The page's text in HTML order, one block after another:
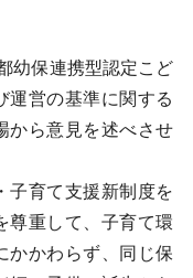
幼保連携型認定こど
運営の基準に関する
から意見を述べさせ
育て支援新制度を
尊重して、子育て環
かかわらず、同じ保